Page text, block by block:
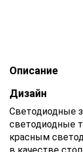
Описание
Дизайн
Светодиодные
светодиодные
красным
в качестве